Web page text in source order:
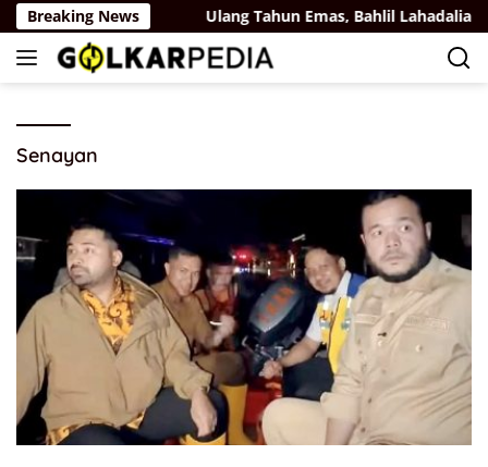
Langsung
ke
konten
Breaking News
Belaya Rus Ulang Tahun Emas, Bahlil Lahadalia
Senayan